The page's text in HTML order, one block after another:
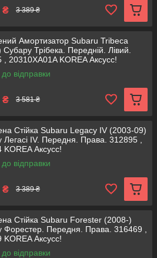
₴ 3 389 ₴
Амортизатор Subaru Tribeca
Трібека. Передній. Лівий.
, 20310XA01A KOREA Аксусс!
відправки
₴ 3 581 ₴
Стійка Subaru Legacy IV (2003-09)
Легасі IV. Передня. Права. 312895 ,
KOREA Аксусс!
відправки
₴ 3 389 ₴
Стійка Subaru Forester (2008-)
Форестер. Передня. Права. 316469 ,
KOREA Аксусс!
відправки